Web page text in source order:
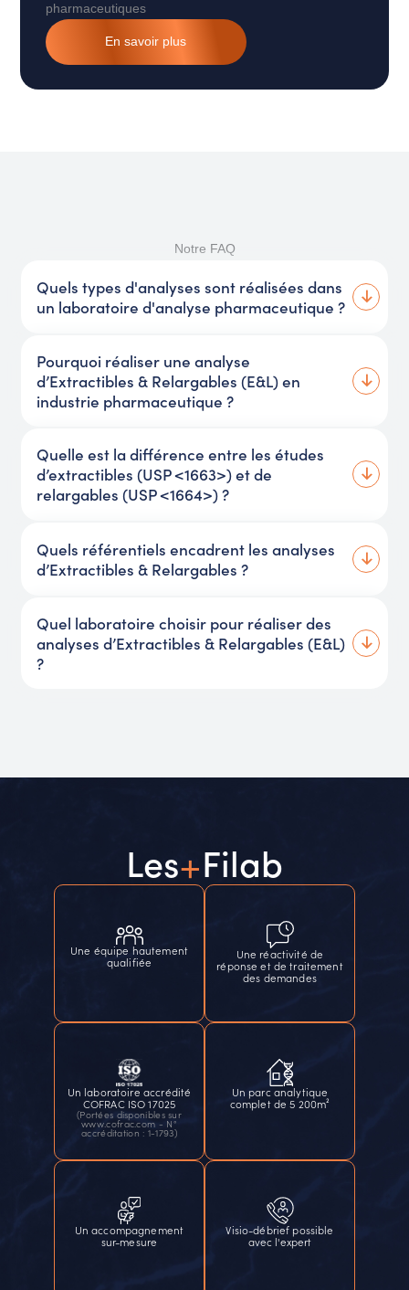
pharmaceutiques
En savoir plus
Notre FAQ
Quels types d'analyses sont réalisées dans
un laboratoire d'analyse pharmaceutique ?
Pourquoi réaliser une analyse
d’Extractibles & Relargables (E&L) en
industrie pharmaceutique ?
Quelle est la différence entre les études
d’extractibles (USP <1663>) et de
relargables (USP <1664>) ?
Quels référentiels encadrent les analyses
d’Extractibles & Relargables ?
Quel laboratoire choisir pour réaliser des
analyses d’Extractibles & Relargables (E&L)
?
Les+Filab
Une équipe hautement
qualifiée
Une réactivité de
réponse et de traitement
des demandes
Un laboratoire accrédité
COFRAC ISO 17025
(Portées disponibles sur
www.cofrac.com - N°
accréditation : 1-1793)
Un parc analytique
complet de 5 200m²
Un accompagnement
sur-mesure
Visio-débrief possible
avec l'expert